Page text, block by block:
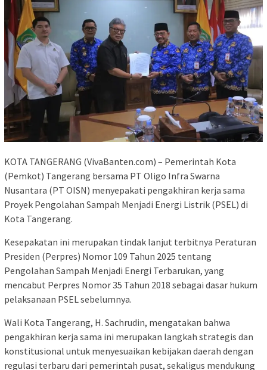
KOTA TANGERANG (VivaBanten.com) – Pemerintah Kota
(Pemkot) Tangerang bersama PT Oligo Infra Swarna
Nusantara (PT OISN) menyepakati pengakhiran kerja sama
Proyek Pengolahan Sampah Menjadi Energi Listrik (PSEL) di
Kota Tangerang.
Kesepakatan ini merupakan tindak lanjut terbitnya Peraturan
Presiden (Perpres) Nomor 109 Tahun 2025 tentang
Pengolahan Sampah Menjadi Energi Terbarukan, yang
mencabut Perpres Nomor 35 Tahun 2018 sebagai dasar hukum
pelaksanaan PSEL sebelumnya.
Wali Kota Tangerang, H. Sachrudin, mengatakan bahwa
pengakhiran kerja sama ini merupakan langkah strategis dan
konstitusional untuk menyesuaikan kebijakan daerah dengan
regulasi terbaru dari pemerintah pusat, sekaligus mendukung